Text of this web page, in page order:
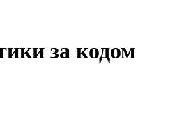
за кодом